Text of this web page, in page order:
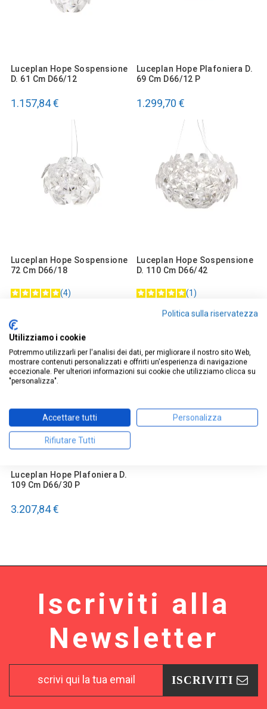
Luceplan Hope Sospensione
D. 61 Cm D66/12
1.157,84 €
Luceplan Hope Plafoniera D.
69 Cm D66/12 P
1.299,70 €
Luceplan Hope Sospensione
72 Cm D66/18
4
1.538,32 €
Luceplan Hope Sospensione
D. 110 Cm D66/42
1
4.626,44 €
Luceplan Hope Plafoniera D.
109 Cm D66/30 P
3.207,84 €
Iscriviti alla
Newsletter
ISCRIVITI
Politica sulla riservatezza
Utilizziamo i cookie
Potremmo utilizzarli per l'analisi dei dati, per migliorare il nostro sito Web,
mostrare contenuti personalizzati e offrirti un'esperienza di navigazione
eccezionale. Per ulteriori informazioni sui cookie che utilizziamo clicca su
"personalizza".
Accettare tutti Personalizza
Rifiutare Tutti